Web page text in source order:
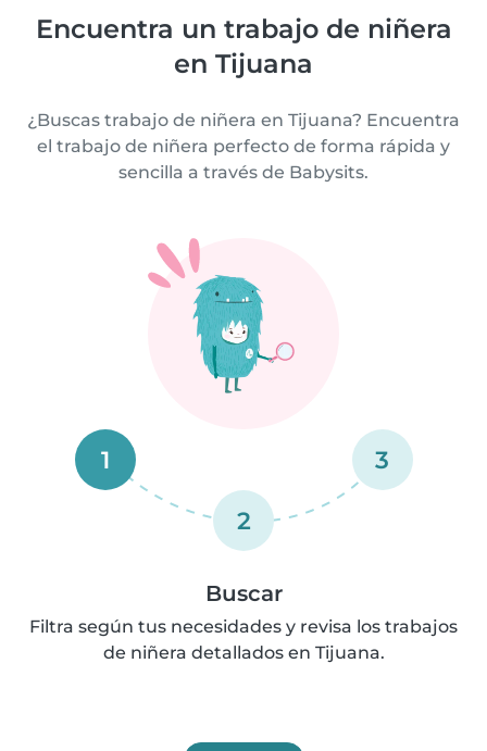
Encuentra un trabajo de niñera
en Tijuana
¿Buscas trabajo de niñera en Tijuana? Encuentra
el trabajo de niñera perfecto de forma rápida y
sencilla a través de Babysits.
1
2
3
Buscar
Filtra según tus necesidades y revisa los trabajos
de niñera detallados en Tijuana.